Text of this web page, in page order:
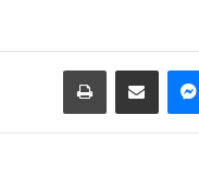
Messenger
Share via Email
Print
انفجار و آتش‌سوزی
جبل‌علی دبی